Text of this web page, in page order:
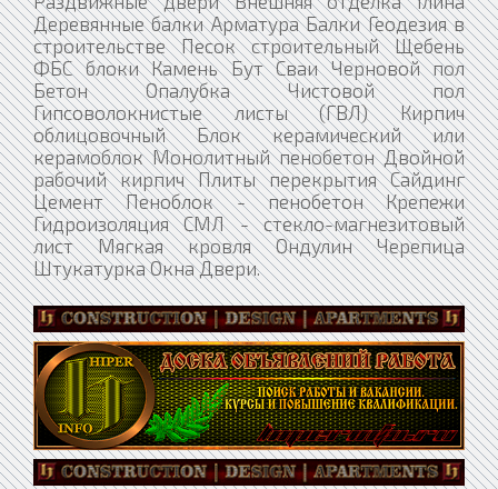
Деревянные балки Арматура Балки Геодезия в
строительстве Песок строительный Щебень
ФБС блоки Камень Бут Сваи Черновой пол
Бетон Опалубка Чистовой пол
Гипсоволокнистые листы (ГВЛ) Кирпич
облицовочный Блок керамический или
керамоблок Монолитный пенобетон Двойной
рабочий кирпич Плиты перекрытия Сайдинг
Цемент Пеноблок - пенобетон Крепежи
Гидроизоляция СМЛ - стекло-магнезитовый
лист Мягкая кровля Ондулин Черепица
Штукатурка Окна Двери.